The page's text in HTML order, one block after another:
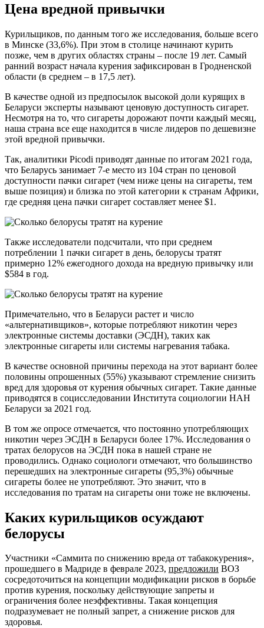
Цена вредной привычки
Курильщиков, по данным того же исследования, больше всего
в Минске (33,6%). При этом в столице начинают курить
позже, чем в других областях страны – после 19 лет. Самый
ранний возраст начала курения зафиксирован в Гродненской
области (в среднем – в 17,5 лет).
В качестве одной из предпосылок высокой доли курящих в
Беларуси эксперты называют ценовую доступность сигарет.
Несмотря на то, что сигареты дорожают почти каждый месяц,
наша страна все еще находится в числе лидеров по дешевизне
этой вредной привычки.
Так, аналитики Picodi приводят данные по итогам 2021 года,
что Беларусь занимает 7-е место из 104 стран по ценовой
доступности пачки сигарет (чем ниже цены на сигареты, тем
выше позиция) и близка по этой категории к странам Африки,
где средняя цена пачки сигарет составляет менее $1.
Также исследователи подсчитали, что при среднем
потреблении 1 пачки сигарет в день, белорусы тратят
примерно 12% ежегодного дохода на вредную привычку или
$584 в год.
Примечательно, что в Беларуси растет и число
«альтернативщиков», которые потребляют никотин через
электронные системы доставки (ЭСДН), таких как
электронные сигареты или системы нагревания табака.
В качестве основной причины перехода на этот вариант более
половины опрошенных (55%) указывают стремление снизить
вред для здоровья от курения обычных сигарет. Такие данные
приводятся в социсследовании Института социологии НАН
Беларуси за 2021 год.
В том же опросе отмечается, что постоянно употребляющих
никотин через ЭСДН в Беларуси более 17%. Исследования о
тратах белорусов на ЭСДН пока в нашей стране не
проводились. Однако социологи отмечают, что большинство
перешедших на электронные сигареты (95,3%) обычные
сигареты более не употребляют. Это значит, что в
исследования по тратам на сигареты они тоже не включены.
Каких курильщиков осуждают
белорусы
Участники «Саммита по снижению вреда от табакокурения»,
прошедшего в Мадриде в феврале 2023, предложили ВОЗ
сосредоточиться на концепции модификации рисков в борьбе
против курения, поскольку действующие запреты и
ограничения более неэффективны. Такая концепция
подразумевает не полный запрет, а снижение рисков для
здоровья.